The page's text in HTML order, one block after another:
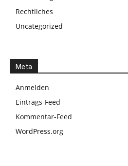
Rechtliches
Uncategorized
Meta
Anmelden
Eintrags-Feed
Kommentar-Feed
WordPress.org